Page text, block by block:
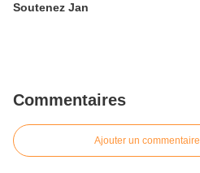
Soutenez Jan
Commentaires
Ajouter un commentaire